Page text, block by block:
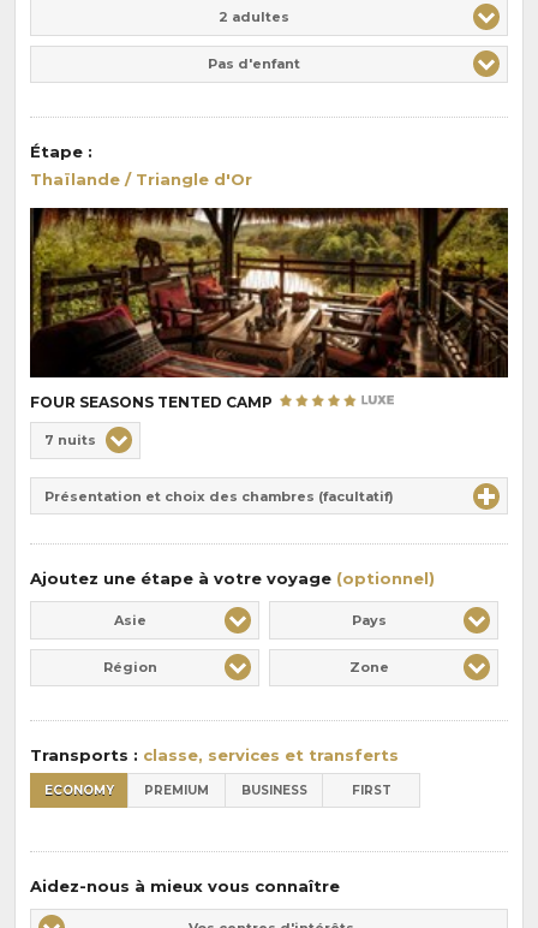
2 adultes
Pas d'enfant
Étape :
Thaïlande / Triangle d'Or
FOUR SEASONS TENTED CAMP
de
pension
:
Durée
7 nuits
Présentation et choix des chambres (facultatif)
Ajoutez une étape à votre voyage (optionnel)
Asie Pays
Région Zone
Transports : classe, services et transferts
ECONOMY PREMIUM BUSINESS FIRST
Aidez-nous à mieux vous connaître
Vos